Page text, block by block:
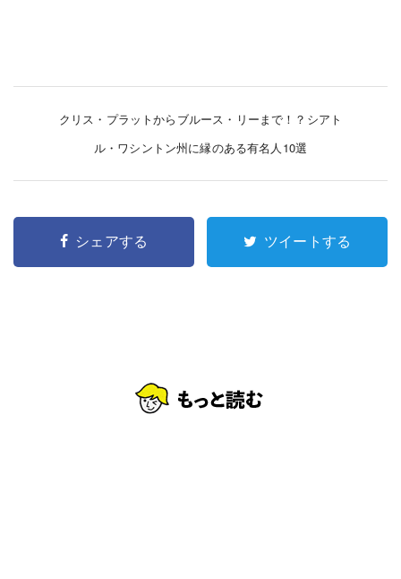
クリス・プラットからブルース・リーまで！？シアト
ル・ワシントン州に縁のある有名人10選
シェアする ツイートする